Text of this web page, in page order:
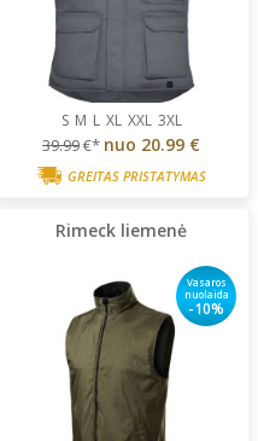
S M L XL XXL 3XL
39.99€* nuo 20.99 €
GREITAS PRISTATYMAS
Rimeck liemenė
Vasaros
nuolaida
-10%